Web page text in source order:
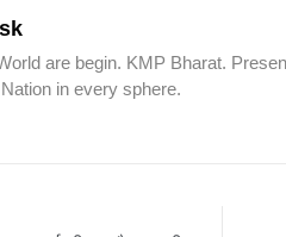
are begin. KMP Bharat.
in every sphere.